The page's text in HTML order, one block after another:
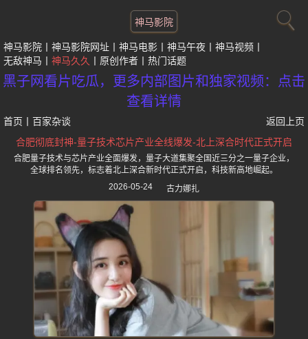
神马影院
神马影院 神马影院网址 神马电影 神马午夜
神马视频
无敌神马
神马久久 原创作者 热门话题
黑子网看片吃瓜，更多内部图片和独家视频：点击
查看详情
首页 百家杂谈
返回上页
合肥彻底封神-量子技术芯片产业全线爆发-北上深合时代正式开启
合肥量子技术与芯片产业全面爆发，量子大道集聚全国近三分之一量子企业，
全球排名领先，标志着北上深合新时代正式开启，科技新高地崛起。
2026-05-24
古力娜扎